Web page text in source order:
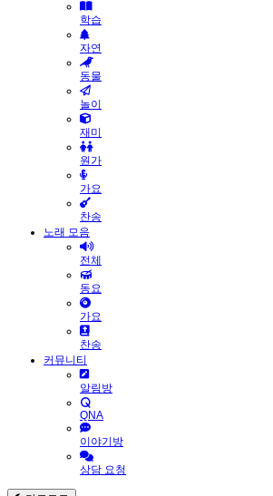
학습
자연
동물
놀이
재미
원가
가요
찬송
노래 모음
전체
동요
가요
찬송
커뮤니티
알림방
QNA
이야기방
상담 요청